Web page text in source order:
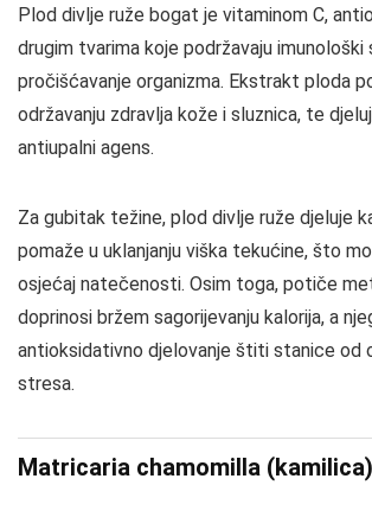
Plod divlje ruže bogat je vitaminom C,
drugim tvarima koje podržavaju imunološki
pročišćavanje organizma. Ekstrakt ploda
održavanju zdravlja kože i sluznica, te
antiupalni agens.
Za gubitak težine, plod divlje ruže djeluje
pomaže u uklanjanju viška tekućine, što
osjećaj natečenosti. Osim toga, potiče
doprinosi bržem sagorijevanju kalorija, a
antioksidativno djelovanje štiti stanice od
stresa.
Matricaria chamomilla (kamilica)